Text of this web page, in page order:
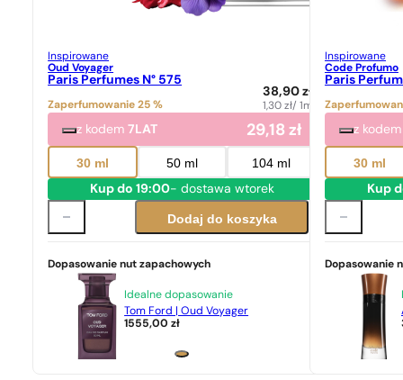
Inspirowane
Oud Voyager
Paris Perfumes N° 575
Zaperfumowanie 25 %
38,90zł
1,30zł/ 1ml
z kodem7LAT 29,18zł
30 ml 50 ml 104 ml
Kup do 19:00- dostawa wtorek
Dodaj do koszyka
Dopasowanie nut zapachowych
Idealne dopasowanie
Tom Ford | Oud Voyager
1555,00zł
Inspirowane
Code Profumo
Paris
z
30 ml
Kup
Dopasowanie